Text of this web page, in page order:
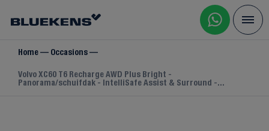
Home Occasions
Volvo XC60 T6 Recharge AWD Plus Bright -
Panorama/schuifdak - IntelliSafe Assist & Surround -...